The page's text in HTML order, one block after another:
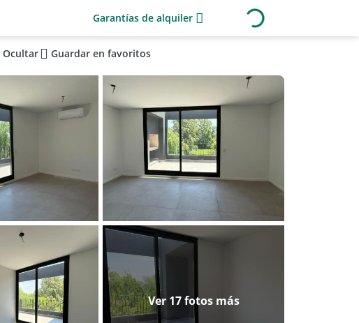
Garantías de alquiler
Ocultar Guardar en favoritos
Ver 17 fotos más